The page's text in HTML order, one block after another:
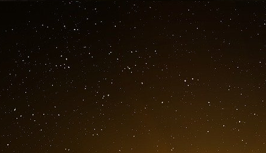
« M. Poutine a probablement sous-estimé le
poussé des pays comme la Finlande et la
déclaré.
Politico